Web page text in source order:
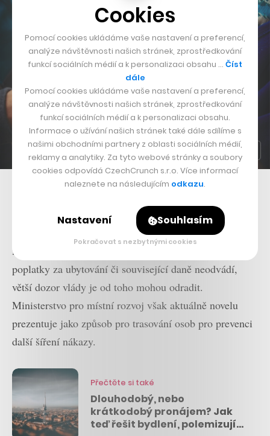
Klíčenka s logem Airbnb
Stát díky tomu získá přehled o poskytování ubytovacích
služeb prostřednictvím Airbnb a dalších podobných
internetových platforem. Pronajímatelé bytů často
poplatky za ubytování či související daně neodvádí,
větší dozor vlády je od toho mohou odradit.
Ministerstvo pro místní rozvoj však aktuálně novelu
prezentuje jako způsob pro trasování osob pro prevenci
další šíření nákazy.
Přečtěte si také
Dlouhodobý, nebo
krátkodobý pronájem? Jak
teď řešit bydlení, polemizují
Cookies
Pomocí cookies ukládáme vaše nastavení a preferencí,
analýze návštěvnosti našich stránek, zprostředkování
funkcí sociálních médií a k personalizaci obsahu … Číst
dále
Pomocí cookies ukládáme vaše nastavení a preferencí,
analýze návštěvnosti našich stránek, zprostředkování
funkcí sociálních médií a k personalizaci obsahu.
Informace o užívání našich stránek také dále sdílíme s
našimi obchodními partnery z oblasti sociálních médií,
reklamy a analytiky. Za tyto webové stránky a soubory
cookies odpovídá CzechCrunch s.r.o. Více informací
naleznete na následujícím odkazu.
Nastavení Souhlasím
Pokračovat s nezbytnými cookies